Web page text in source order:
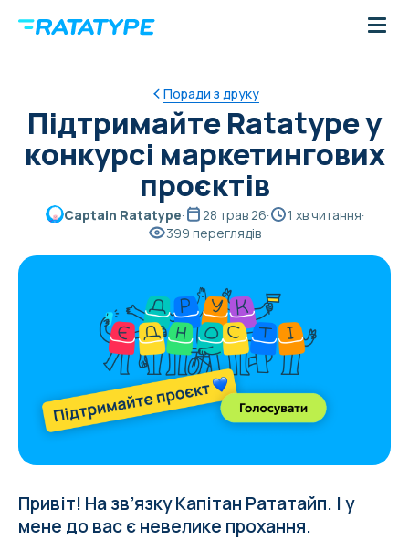
Поради з друку
Підтримайте Ratatype у
конкурсі маркетингових
проєктів
Captain Ratatype· 28 трав 26· 1 хв читання·
399 переглядів
Привіт! На звʼязку Капітан Рататайп. І у
мене до вас є невелике прохання.